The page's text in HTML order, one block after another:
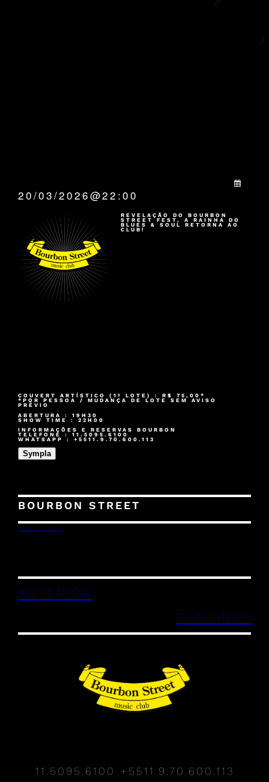
20/03/2026@22:00
REVELAÇÃO DO BOURBON
STREET FEST, A RAINHA DO
BLUES & SOUL RETORNA AO
CLUB!
COUVERT ARTÍSTICO (1º LOTE) : R$ 75,00*
*POR PESSOA / MUDANÇA DE LOTE SEM AVISO
PRÉVIO
ABERTURA : 19H30
SHOW TIME : 22H00
INFORMAÇÕES E RESERVAS BOURBON
TELEFONE : 11.5095.6100
WHATSAPP : +5511.9.70.600.113
Sympla
BOURBON STREET
10/02/2026
ANTERIOR
SEGUINTE
11.5095.6100 +5511.9.70.600.113